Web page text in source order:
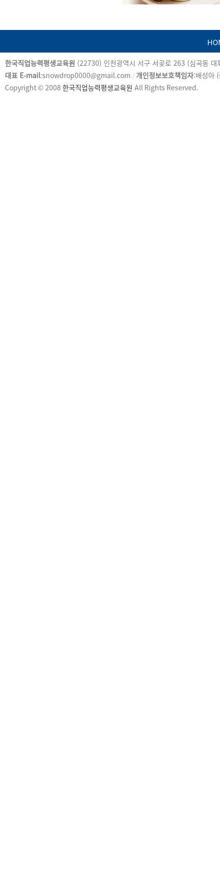
카
피
라
한국직업능력평생교육원 (22730) 인천광역시 서구 서곶로 263 (심곡동
대표 E-mail:snowdrop0000@gmail.com / 개인정보보호책임자:배성아
Copyright © 2008 한국직업능력평생교육원 All Rights Reserved.